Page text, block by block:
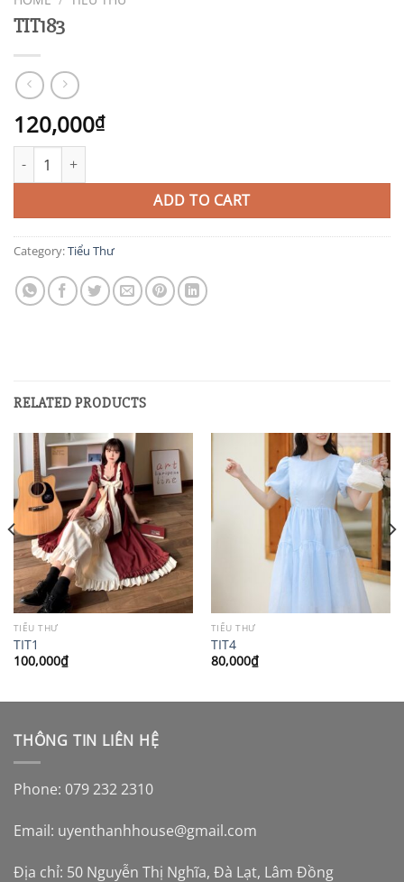
TIT183
120,000₫
TIT183 quantity
ADD TO CART
Category:Tiểu Thư
RELATED PRODUCTS
TIỂU THƯ
TIT1
100,000₫
TIỂU THƯ
TIT4
80,000₫
THÔNG TIN LIÊN HỆ
Phone: 079 232 2310
Email: uyenthanhhouse@gmail.com
Địa chỉ: 50 Nguyễn Thị Nghĩa, Đà Lạt, Lâm Đồng